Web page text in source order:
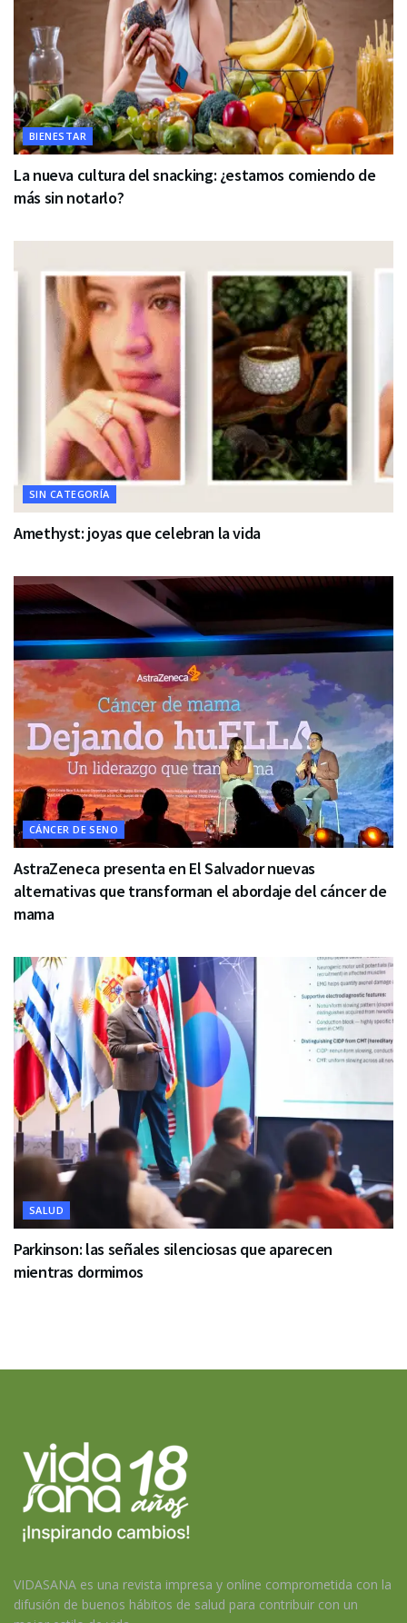
BIENESTAR
La nueva cultura del snacking: ¿estamos comiendo de
más sin notarlo?
SIN CATEGORÍA
Amethyst: joyas que celebran la vida
CÁNCER DE SENO
AstraZeneca presenta en El Salvador nuevas
alternativas que transforman el abordaje del cáncer de
mama
SALUD
Parkinson: las señales silenciosas que aparecen
mientras dormimos
VIDASANA es una revista impresa y online comprometida con la
difusión de buenos hábitos de salud para contribuir con un